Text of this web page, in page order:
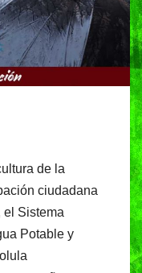
de la
ciudadana
el Sistema
Potable y